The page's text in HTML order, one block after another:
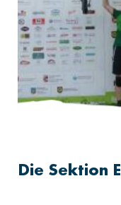
Die Sektion